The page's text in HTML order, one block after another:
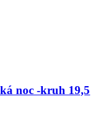
noc -kruh 19,5